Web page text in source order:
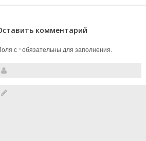
комментарий
с *обязательны для заполнения.